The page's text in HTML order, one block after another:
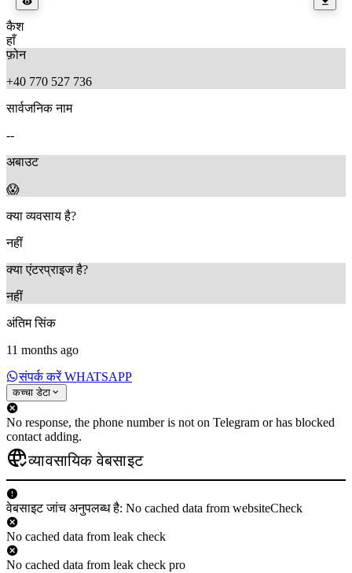
कैश
हाँ
फ़ोन
+40 770 527 736
सार्वजनिक नाम
--
अबाउट
😱
क्या व्यवसाय है?
नहीं
क्या एंटरप्राइज है?
नहीं
अंतिम सिंक
11 months ago
संपर्क करें WHATSAPP
कच्चा डेटा
No response, the phone number is not on Telegram or has blocked
contact adding.
व्यावसायिक वेबसाइट
वेबसाइट जांच अनुपलब्ध है: No cached data from websiteCheck
No cached data from leak check
No cached data from leak check pro